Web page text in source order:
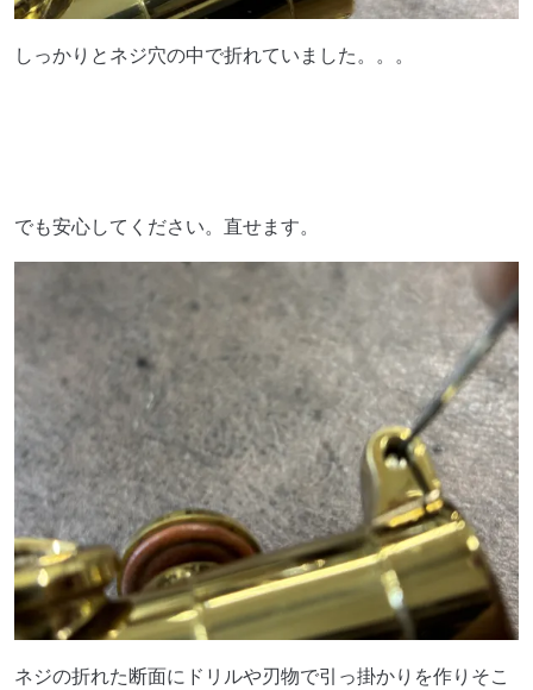
しっかりとネジ穴の中で折れていました。。。
でも安心してください。直せます。
ネジの折れた断面にドリルや刃物で引っ掛かりを作りそこ